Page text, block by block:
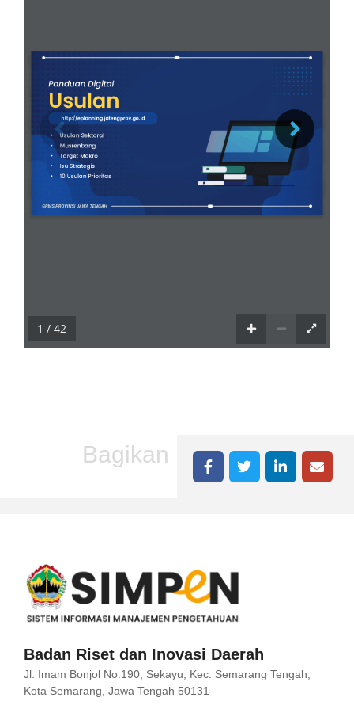
1 / 42
Bagikan
Badan Riset dan Inovasi Daerah
Jl. Imam Bonjol No.190, Sekayu, Kec. Semarang Tengah,
Kota Semarang, Jawa Tengah 50131